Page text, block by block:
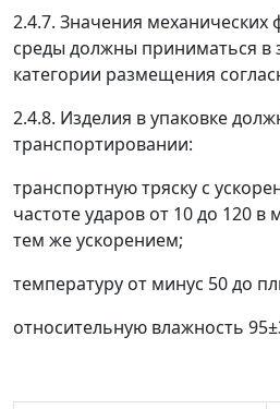
2.4.7. Значения
среды должны приниматься в
категории размещения
2.4.8. Изделия в упаковке
транспортировании:
транспортную тряску с
частоте ударов от 10 до 120 в
тем же ускорением;
температуру от минус 50 до
относительную влажность